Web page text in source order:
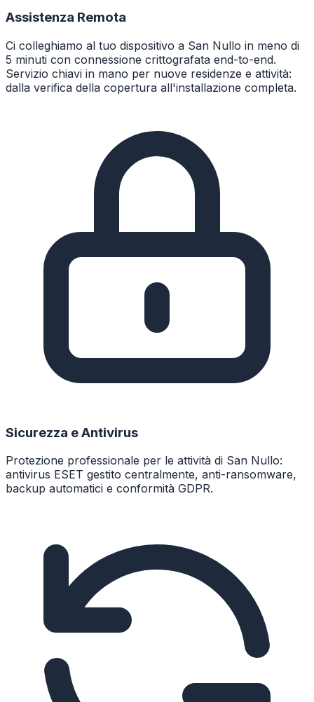
Assistenza Remota
Ci colleghiamo al tuo dispositivo a San Nullo in meno di
5 minuti con connessione crittografata end-to-end.
Servizio chiavi in mano per nuove residenze e attività:
dalla verifica della copertura all'installazione completa.
Sicurezza e Antivirus
Protezione professionale per le attività di San Nullo:
antivirus ESET gestito centralmente, anti-ransomware,
backup automatici e conformità GDPR.